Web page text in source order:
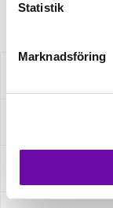
Statistik
Marknadsföring